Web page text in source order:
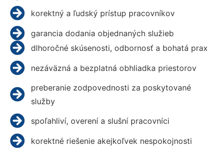
korektný a ľudský prístup pracovníkov
garancia dodania objednaných služieb
dlhoročné skúsenosti, odbornosť a bohatá prax
nezáväzná a bezplatná obhliadka priestorov
preberanie zodpovednosti za poskytované
služby
spoľahliví, overení a slušní pracovníci
korektné riešenie akejkoľvek nespokojnosti